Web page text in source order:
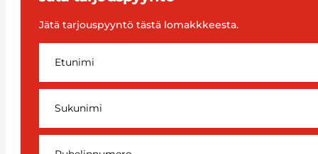
Jätä tarjouspyyntö tästä lomakkkeesta.